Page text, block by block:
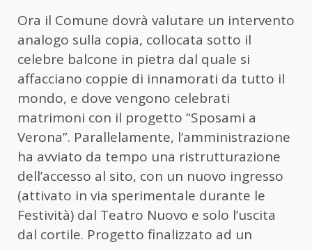
Ora il Comune dovrà valutare un intervento
analogo sulla copia, collocata sotto il
celebre balcone in pietra dal quale si
affacciano coppie di innamorati da tutto il
mondo, e dove vengono celebrati
matrimoni con il progetto “Sposami a
Verona”. Parallelamente, l’amministrazione
ha avviato da tempo una ristrutturazione
dell’accesso al sito, con un nuovo ingresso
(attivato in via sperimentale durante le
Festività) dal Teatro Nuovo e solo l’uscita
dal cortile. Progetto finalizzato ad un